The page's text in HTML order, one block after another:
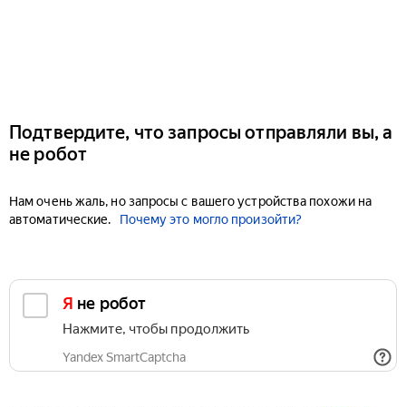
Подтвердите, что запросы отправляли вы, а
не робот
Нам очень жаль, но запросы с вашего устройства похожи на
автоматические.
Почему это могло произойти?
Я не робот
Нажмите, чтобы продолжить
Yandex SmartCaptcha